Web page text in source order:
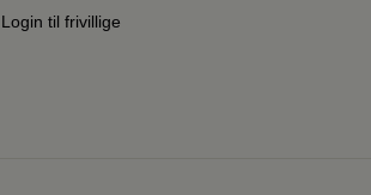
Login til frivillige